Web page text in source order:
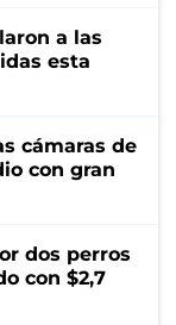
a las
esta
cámaras de
con gran
dos perros
con $2,7